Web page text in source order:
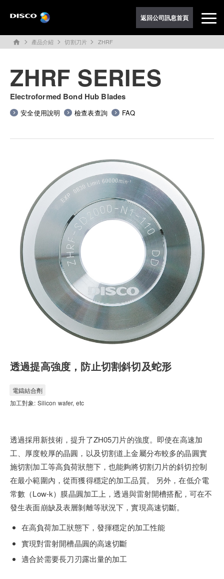
返回公司訊息首頁
home 產品介紹 切割刀片 ZHRF
ZHRF SERIES
Electroformed Bond Hub Blades
安全使用說明 檢查表查詢 FAQ
透過提高強度，防止切割斜切及蛇形
電鑄結合劑
加工對象: Silicon wafer, etc
透過採用新技術，提升了ZH05刀片的強度。即使在高速加
工、厚度較厚的晶圓，以及切割道上金屬分布較多的晶圓實
施切割加工等高負荷狀態下，也能夠將切割刀片的斜切控制
在最小範圍內，從而獲得穩定的加工品質。 另外，在低介電
常數（Low-k）膜晶圓加工上，透過與雷射開槽搭配，可在不
發生表面崩缺及表層剝離等狀況下，實現高速切斷。
在高負荷加工狀態下，發揮穩定的加工性能
實現對雷射開槽晶圓的高速切斷
適合於需要長刀刃露出量的加工